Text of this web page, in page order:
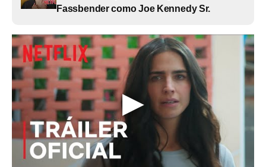
Fassbender como Joe Kennedy Sr.